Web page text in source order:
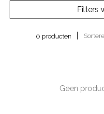
Filters
0 producten
Geen